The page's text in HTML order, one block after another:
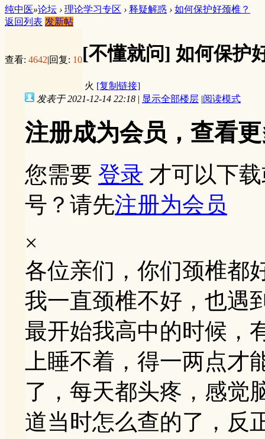
纯中医»论坛 › 理论学习专区 › 释疑解惑 › 如何保护好颈椎？
返回列表 发新帖
查看: 4642|回复: 10[不懂就问] 如何保护
火 [复制链接]
发表于 2021-12-14 22:18 | 显示全部楼层 |阅读模式
注册成为会员，查看
您需要 登录 才可以下
号？请先注册为会员
×
各位亲们，你们颈椎都
我一直颈椎不好，也遇
最开始我高中的时候，
上睡不着，得一两点
了，每天都头疼，感觉
道当时怎么查的了，反